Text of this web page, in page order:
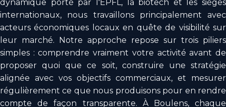
dynamique porté par l'EPFL, la biotech et les sièges
internationaux, nous travaillons principalement avec
acteurs économiques locaux en quête de visibilité sur
leur marché. Notre approche repose sur trois piliers
simples : comprendre vraiment votre activité avant de
proposer quoi que ce soit, construire une stratégie
alignée avec vos objectifs commerciaux, et mesurer
régulièrement ce que nous produisons pour en rendre
compte de façon transparente. À Boulens, chaque